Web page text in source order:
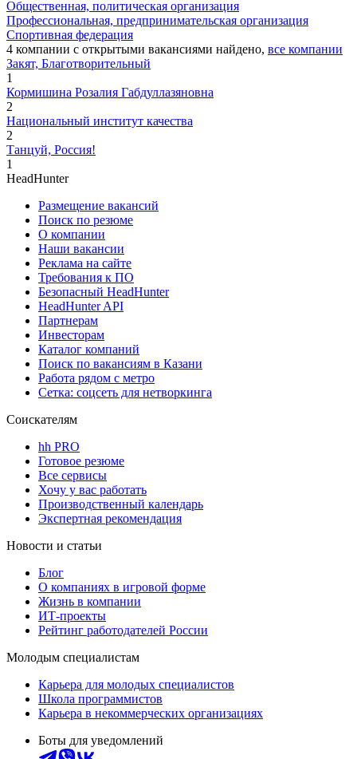
Общественная, политическая организация
Профессиональная, предпринимательская организация
Спортивная федерация
4 компании с открытыми вакансиями найдено, все компании
Закят, Благотворительный
1
Кормишина Розалия Габдуллазяновна
2
Национальный институт качества
2
Танцуй, Россия!
1
HeadHunter
Размещение вакансий
Поиск по резюме
О компании
Наши вакансии
Реклама на сайте
Требования к ПО
Безопасный HeadHunter
HeadHunter API
Партнерам
Инвесторам
Каталог компаний
Поиск по вакансиям в Казани
Работа рядом с метро
Сетка: соцсеть для нетворкинга
Соискателям
hh PRO
Готовое резюме
Все сервисы
Хочу у вас работать
Производственный календарь
Экспертная рекомендация
Новости и статьи
Блог
О компаниях в игровой форме
Жизнь в компании
ИТ-проекты
Рейтинг работодателей России
Молодым специалистам
Карьера для молодых специалистов
Школа программистов
Карьера в некоммерческих организациях
Боты для уведомлений